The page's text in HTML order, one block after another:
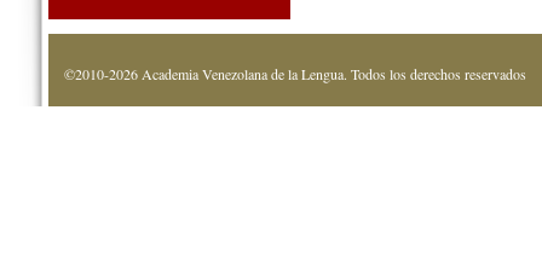
©2010-2026 Academia Venezolana de la Lengua. Todos los derechos reservados